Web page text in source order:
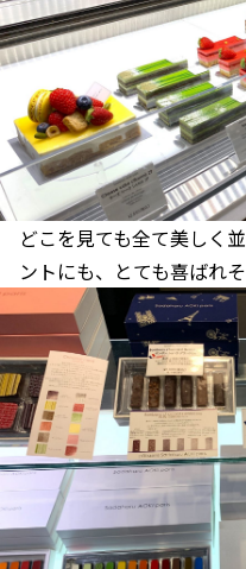
どこを見ても全て美しく
ントにも、とても喜ばれ